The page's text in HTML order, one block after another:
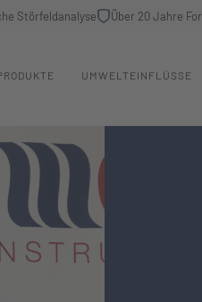
Störfeldanalyse Über 20 Jahre
UMWELTEINFLÜSSE